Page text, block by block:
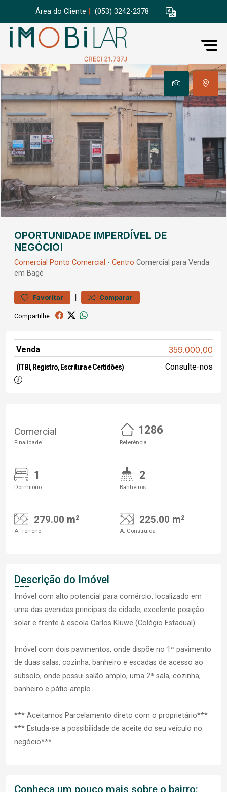
Área do Cliente (053) 3242-2378
OPORTUNIDADE IMPERDÍVEL DE
NEGÓCIO!
Comercial Ponto Comercial - Centro Comercial para Venda
em Bagé
Favoritar | Comparar
Compartilhe:
Venda 359.000,00
(ITBI, Registro, Escritura e Certidões) Consulte-nos
Comercial
Finalidade
1286
Referência
1
Dormitório
2
Banheiros
279.00 m²
A. Terreno
225.00 m²
A. Construída
Descrição do Imóvel
Imóvel com alto potencial para comércio, localizado em
uma das avenidas principais da cidade, excelente posição
solar e frente à escola Carlos Kluwe (Colégio Estadual).
Imóvel com dois pavimentos, onde dispõe no 1ª pavimento
de duas salas, cozinha, banheiro e escadas de acesso ao
subsolo, onde possui salão amplo, uma 2ª sala, cozinha,
banheiro e pátio amplo.
*** Aceitamos Parcelamento direto com o proprietário***
*** Estuda-se a possibilidade de aceite do seu veículo no
negócio***
Conheça um pouco mais sobre o bairro: